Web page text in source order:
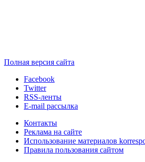
Полная версия сайта
Facebook
Twitter
RSS-ленты
E-mail рассылка
Контакты
Реклама на сайте
Использование материалов
Правила пользования сайтом